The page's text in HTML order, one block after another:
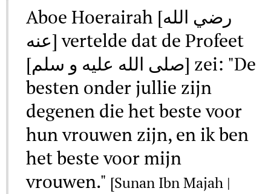
Aboe Hoerairah [رضي الله
عنه] vertelde dat de Profeet
[صلى الله عليه و سلم] zei: "De
besten onder jullie zijn
degenen die het beste voor
hun vrouwen zijn, en ik ben
het beste voor mijn
vrouwen." [Sunan Ibn Majah |